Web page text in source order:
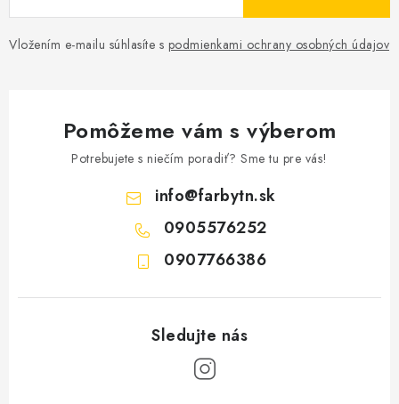
Vložením e-mailu súhlasíte s podmienkami ochrany osobných údajov
Pomôžeme vám s výberom
Potrebujete s niečím poradiť? Sme tu pre vás!
info@farbytn.sk
0905576252
0907766386